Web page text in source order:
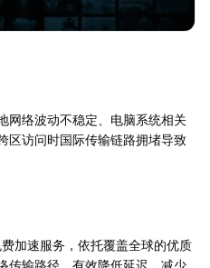
网络波动不稳定、电脑系统相关
区访问时国际传输链路拥堵导致
加速服务，依托覆盖全球的优质
传输路径，有效降低延迟、减少